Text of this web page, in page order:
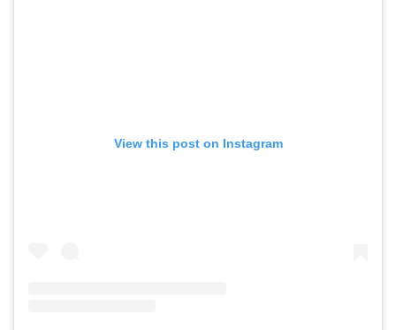
View this post on Instagram